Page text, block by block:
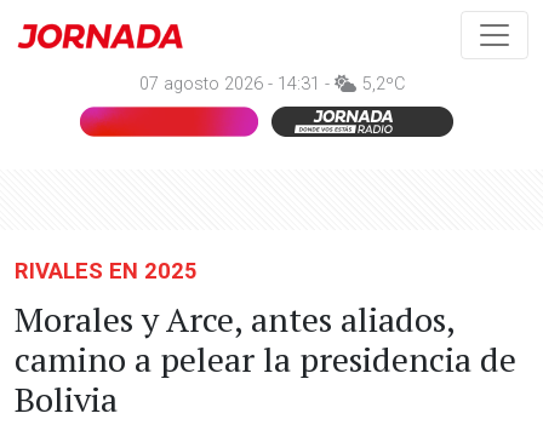
07 agosto 2026 - 14:31 - 5,2ºC
RIVALES EN 2025
Morales y Arce, antes aliados,
camino a pelear la presidencia de
Bolivia